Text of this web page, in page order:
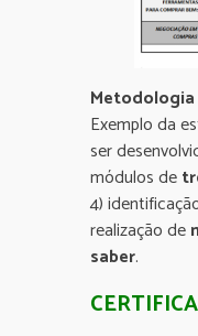
Metodologia
Exemplo da
ser
módulos de
4)
realização de
saber.